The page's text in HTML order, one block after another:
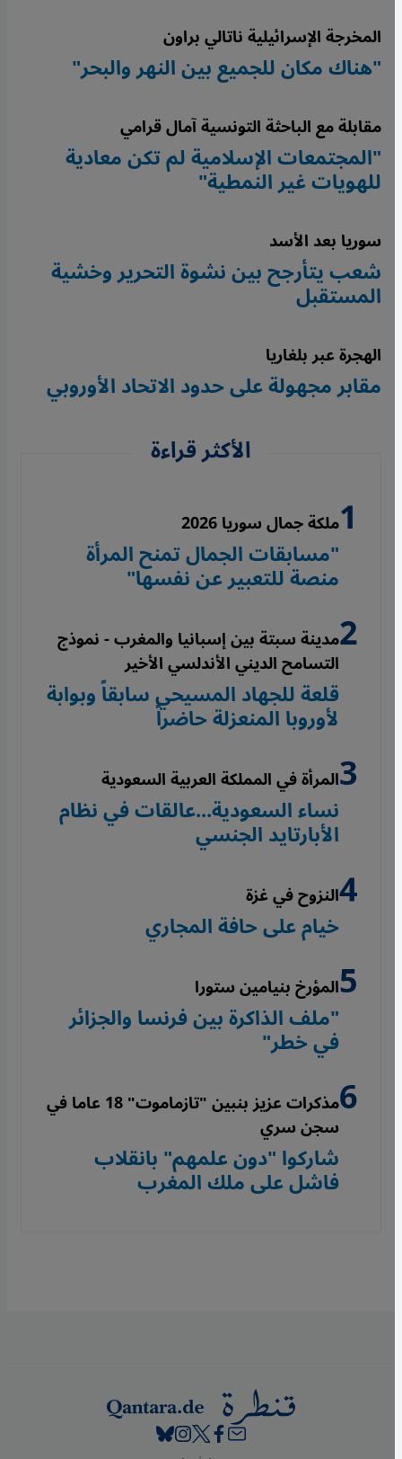
المخرجة الإسرائيلية ناتالي براون
"هناك مكان للجميع بين النهر والبحر"
مقابلة مع الباحثة التونسية آمال قرامي
"المجتمعات الإسلامية لم تكن معادية
للهويات غير النمطية"
سوريا بعد الأسد
شعب يتأرجح بين نشوة التحرير وخشية
المستقبل
الهجرة عبر بلغاريا
مقابر مجهولة على حدود الاتحاد الأوروبي
الأكثر قراءة
ملكة جمال سوريا 2026
"مسابقات الجمال تمنح المرأة
منصة للتعبير عن نفسها"
مدينة سبتة بين إسبانيا والمغرب - نموذج
التسامح الديني الأندلسي الأخير
قلعة للجهاد المسيحي سابقاً وبوابة
لأوروبا المنعزلة حاضراً
المرأة في المملكة العربية السعودية
نساء السعودية...عالقات في نظام
الأبارتايد الجنسي
النزوح في غزة
خيام على حافة المجاري
المؤرخ بنيامين ستورا
"ملف الذاكرة بين فرنسا والجزائر
في خطر"
مذكرات عزيز بنبين "تازماموت" 18 عاما في
سجن سري
شاركوا "دون علمهم" بانقلاب
فاشل على ملك المغرب